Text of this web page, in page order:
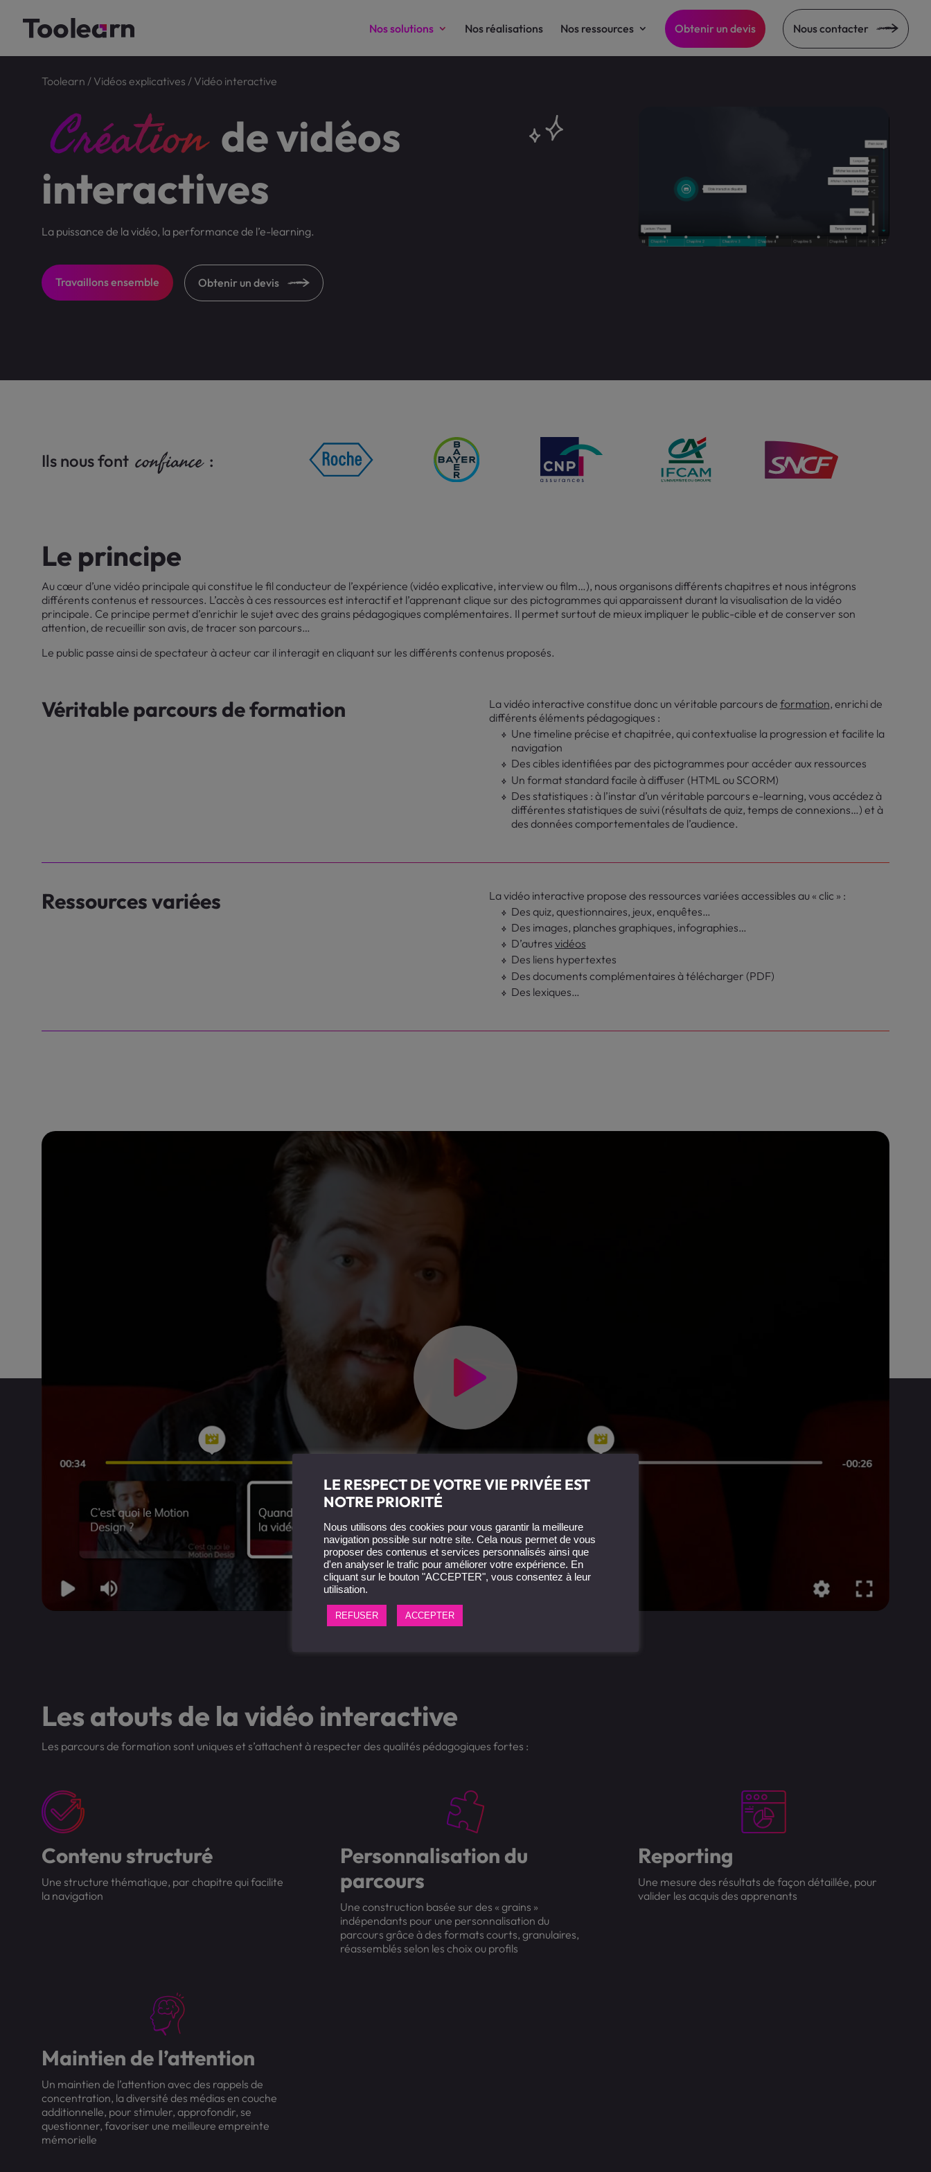
Nos solutions Nos réalisations Nos ressources Obtenir un devis Nous contacter
Toolearn / Vidéos explicatives / Vidéo interactive
Création de vidéos
interactives
La puissance de la vidéo, la performance de l’e-learning.
Travaillons ensemble Obtenir un devis
Ils nous font confiance :
Le principe
Au cœur d’une vidéo principale qui constitue le fil conducteur de l’expérience (vidéo explicative, interview ou film…), nous organisons différents chapitres et nous intégrons
différents contenus et ressources. L’accès à ces ressources est interactif et l’apprenant clique sur des pictogrammes qui apparaissent durant la visualisation de la vidéo
principale. Ce principe permet d’enrichir le sujet avec des grains pédagogiques complémentaires. Il permet surtout de mieux impliquer le public-cible et de conserver son
attention, de recueillir son avis, de tracer son parcours…
Le public passe ainsi de spectateur à acteur car il interagit en cliquant sur les différents contenus proposés.
Véritable parcours de formation La vidéo interactive constitue donc un véritable parcours de formation, enrichi de
différents éléments pédagogiques :
Une timeline précise et chapitrée, qui contextualise la progression et facilite la
navigation
Des cibles identifiées par des pictogrammes pour accéder aux ressources
Un format standard facile à diffuser (HTML ou SCORM)
Des statistiques : à l’instar d’un véritable parcours e-learning, vous accédez à
différentes statistiques de suivi (résultats de quiz, temps de connexions…) et à
des données comportementales de l’audience.
Ressources variées
La vidéo interactive propose des ressources variées accessibles au « clic » :
Des quiz, questionnaires, jeux, enquêtes…
Des images, planches graphiques, infographies…
D’autres vidéos
Des liens hypertextes
Des documents complémentaires à télécharger (PDF)
Des lexiques…
Les atouts de la vidéo interactive
Les parcours de formation sont uniques et s’attachent à respecter des qualités pédagogiques fortes :
Contenu structuré
Une structure thématique, par chapitre qui facilite
la navigation
Personnalisation du
parcours
Une construction basée sur des « grains »
indépendants pour une personnalisation du
parcours grâce à des formats courts, granulaires,
réassemblés selon les choix ou profils
Reporting
Une mesure des résultats de façon détaillée, pour
valider les acquis des apprenants
Maintien de l’attention
Un maintien de l’attention avec des rappels de
concentration, la diversité des médias en couche
additionnelle, pour stimuler, approfondir, se
questionner, favoriser une meilleure empreinte
mémorielle
LE RESPECT DE VOTRE VIE PRIVÉE EST
NOTRE PRIORITÉ
Nous utilisons des cookies pour vous garantir la meilleure
navigation possible sur notre site. Cela nous permet de vous
proposer des contenus et services personnalisés ainsi que
d'en analyser le trafic pour améliorer votre expérience. En
cliquant sur le bouton "ACCEPTER", vous consentez à leur
utilisation.
REFUSER ACCEPTER